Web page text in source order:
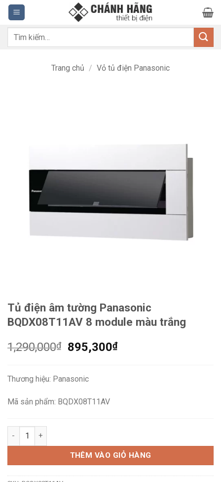
Bỏ
qua
nội
dung
Tìm
Trang chủ / Vỏ tủ điện Panasonic
Tủ điện âm tường Panasonic
BQDX08T11AV 8 module màu trắng
1,290,000₫
Giá
1,290,000₫.
895,300₫Giá
Thương hiệu: Panasonic
Mã sản phẩm: BQDX08T11AV
Tủ điện âm tường Panasonic BQDX08T11AV 8 module màu
THÊM VÀO GIỎ HÀNG